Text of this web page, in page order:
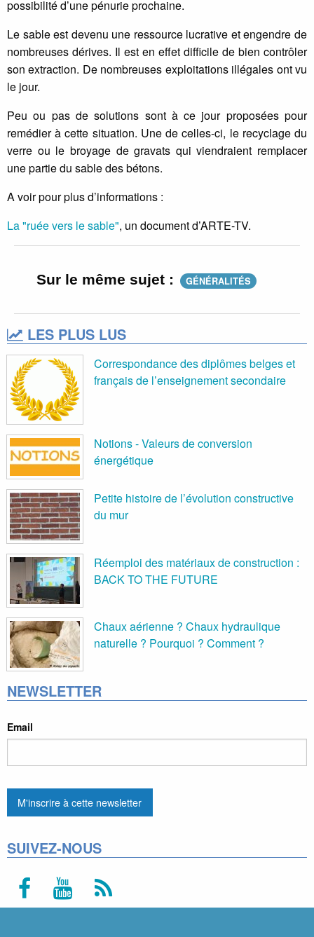
possibilité d’une pénurie prochaine.
Le sable est devenu une ressource lucrative et engendre de
nombreuses dérives. Il est en effet difficile de bien contrôler
son extraction. De nombreuses exploitations illégales ont vu
le jour.
Peu ou pas de solutions sont à ce jour proposées pour
remédier à cette situation. Une de celles-ci, le recyclage du
verre ou le broyage de gravats qui viendraient remplacer
une partie du sable des bétons.
A voir pour plus d’informations :
La "ruée vers le sable", un document d’ARTE-TV.
Sur le même sujet : GÉNÉRALITÉS
LES PLUS LUS
Correspondance des diplômes belges et
français de l’enseignement secondaire
Notions - Valeurs de conversion
énergétique
Petite histoire de l’évolution constructive
du mur
Réemploi des matériaux de construction :
BACK TO THE FUTURE
Chaux aérienne ? Chaux hydraulique
naturelle ? Pourquoi ? Comment ?
NEWSLETTER
Email
SUIVEZ-NOUS